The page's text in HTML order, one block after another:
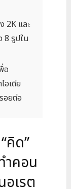
2K และ
8 รูปใน
อ
อเดีย
อยต่อ
คิด”
ำคอน
อเรต